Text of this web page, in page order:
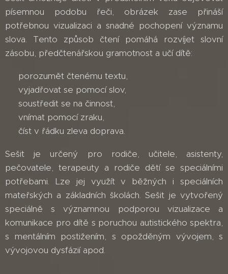
písemnou podobu řeči, obrázek zase přináší
potřebnou vizualizaci a snadné pochopení významu
slova. Tento způsob čtení pomáhá rozvíjet slovní
zásobu, předčtenářskou gramotnost a učí dítě:
▪ porozumět čtenému textu,
▪ vyjadřovat se pomocí slov,
▪ soustředit se na činnost,
▪ vnímat pomocí zraku,
▪ číst v řádku zleva doprava.
Sešit je určený pro rodiče, učitele, asistenty,
pečovatele, terapeuty a rodiče dětí se speciálními
potřebami. Lze jej využít v běžných i speciálních
mateřských a základních školách. Sešit je vytvořený
speciálně s významnou podporou vizualizace a
komunikace pro dítě s poruchou autistického spektra,
s mentálním postižením, s opožděným vývojem, s
vývojovou dysfázií apod.